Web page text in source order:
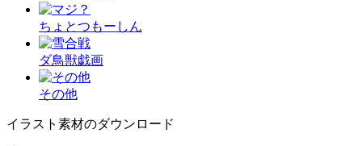
ちょとつもーしん
ダ鳥獣戯画
その他
イラスト素材のダウンロード